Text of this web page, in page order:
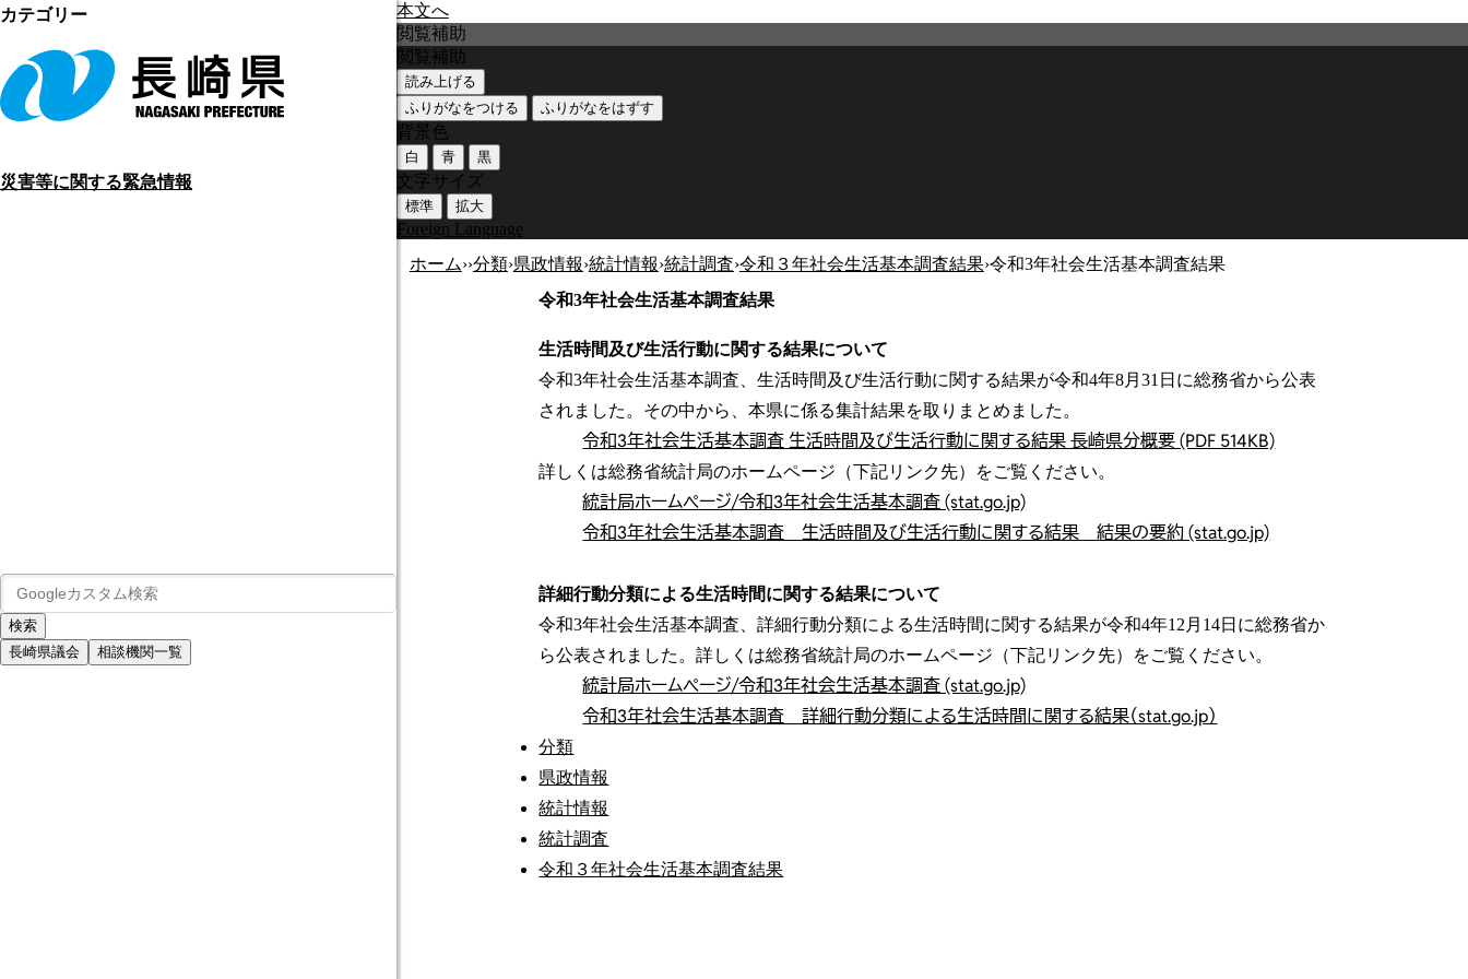
本文へ
災害等に関する緊急情報
長崎県議会 相談機関一覧
閲覧補助
閲覧補助
読み上げる
ふりがなをつける
ふりがなをはずす
背景色
白 青 黒
文字サイズ
標準 拡大
Foreign Language
ホーム››分類›県政情報›統計情報›統計調査›令和３年社会生活基本調査結果›令和3年社会生活基本調査結果
令和3年社会生活基本調査結果
生活時間及び生活行動に関する結果について
令和3年社会生活基本調査、生活時間及び生活行動に関する結果が令和4年8月31日に総務省から公表
されました。その中から、本県に係る集計結果を取りまとめました。
令和3年社会生活基本調査 生活時間及び生活行動に関する結果 長崎県分概要 (PDF 514KB)
詳しくは総務省統計局のホームページ（下記リンク先）をご覧ください。
統計局ホームページ/令和3年社会生活基本調査 (stat.go.jp)
令和3年社会生活基本調査 生活時間及び生活行動に関する結果 結果の要約 (stat.go.jp)
詳細行動分類による生活時間に関する結果について
令和3年社会生活基本調査、詳細行動分類による生活時間に関する結果が令和4年12月14日に総務省か
ら公表されました。詳しくは総務省統計局のホームページ（下記リンク先）をご覧ください。
統計局ホームページ/令和3年社会生活基本調査 (stat.go.jp)
令和3年社会生活基本調査 詳細行動分類による生活時間に関する結果（stat.go.jp）
カテゴリー
分類
県政情報
統計情報
統計調査
令和３年社会生活基本調査結果